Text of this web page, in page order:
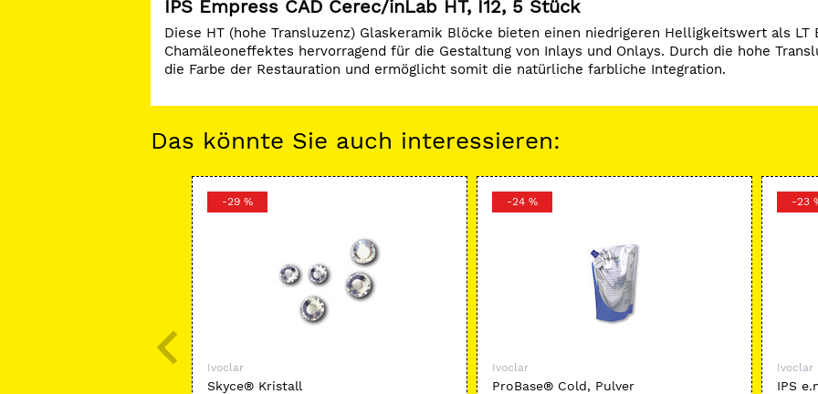
IPS Empress CAD Cerec/inLab HT, I12, 5 Stück
Diese HT (hohe Transluzenz) Glaskeramik Blöcke bieten einen niedrigeren Helligkeitswert als LT
Chamäleoneffektes hervorragend für die Gestaltung von Inlays und Onlays. Durch die hohe
die Farbe der Restauration und ermöglicht somit die natürliche farbliche Integration.
Das könnte Sie auch interessieren:
-29 %
Ivoclar
Skyce® Kristall
-24 %
Ivoclar
ProBase® Cold, Pulver
-23
Ivoclar
IPS